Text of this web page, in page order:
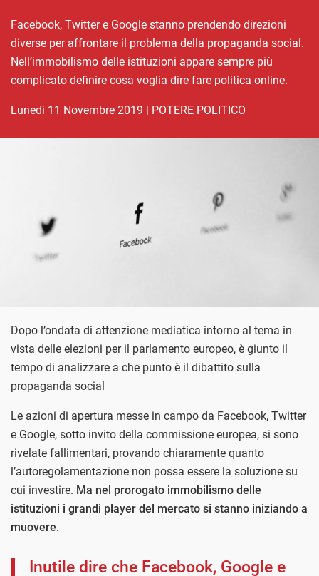
Facebook, Twitter e Google stanno prendendo direzioni
diverse per affrontare il problema della propaganda social.
Nell’immobilismo delle istituzioni appare sempre più
complicato definire cosa voglia dire fare politica online.
lunedì 11 Novembre 2019 | POTERE POLITICO
Dopo l’ondata di attenzione mediatica intorno al tema in
vista delle elezioni per il parlamento europeo, è giunto il
tempo di analizzare a che punto è il dibattito sulla
propaganda social
Le azioni di apertura messe in campo da Facebook, Twitter
e Google, sotto invito della commissione europea, si sono
rivelate fallimentari, provando chiaramente quanto
l’autoregolamentazione non possa essere la soluzione su
cui investire. Ma nel prorogato immobilismo delle
istituzioni i grandi player del mercato si stanno iniziando a
muovere.
Inutile dire che Facebook, Google e